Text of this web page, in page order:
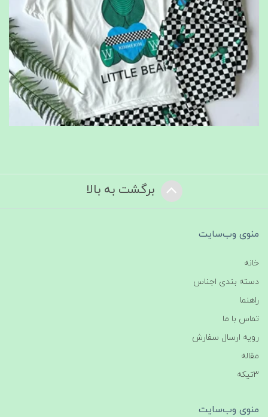
برگشت به بالا
منوی وب‌سایت
خانه
دسته بندی اجناس
راهنما
تماس با ما
رویه ارسال سفارش
مقاله
3تیکه
منوی وب‌سایت